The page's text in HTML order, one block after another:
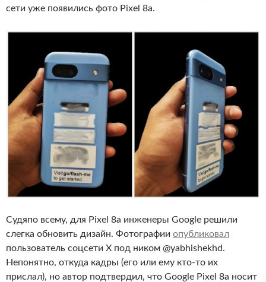
сети уже появились фото Pixel 8a.
Судяпо всему, для Pixel 8a инженеры Google решили
слегка обновить дизайн. Фотографии опубликовал
пользователь соцсети X под ником @yabhishekhd.
Непонятно, откуда кадры (его или ему кто-то их
прислал), но автор подтвердил, что Google Pixel 8a носит